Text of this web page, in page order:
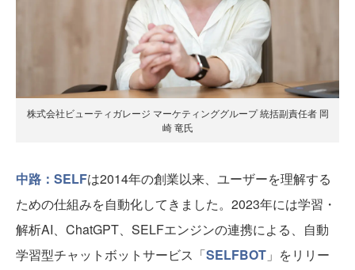
株式会社ビューティガレージ マーケティンググループ 統括副責任者 岡
崎 竜氏
中路： SELFは2014年の創業以来、ユーザーを理解する
ための仕組みを自動化してきました。2023年には学習・
解析AI、ChatGPT、SELFエンジンの連携による、自動
学習型チャットボットサービス「SELFBOT 」をリリー